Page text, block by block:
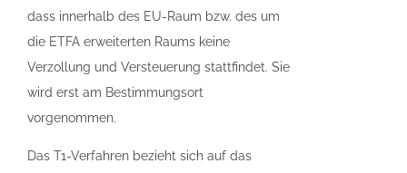
dass innerhalb des EU-Raum bzw. des um
die ETFA erweiterten Raums keine
Verzollung und Versteuerung stattfindet. Sie
wird erst am Bestimmungsort
vorgenommen.
Das T1-Verfahren bezieht sich auf das